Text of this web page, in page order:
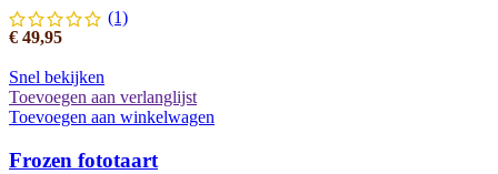
(1)
€ 49,95
Snel bekijken
Toevoegen aan verlanglijst
Toevoegen aan winkelwagen
Frozen fototaart